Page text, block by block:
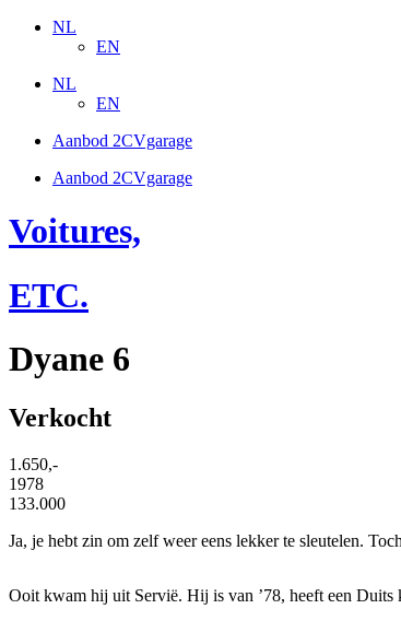
NL
EN
NL
EN
Aanbod 2CVgarage
Aanbod 2CVgarage
Voitures,
ETC.
Dyane 6
Verkocht
1.650,-
1978
133.000
Ja, je hebt zin om zelf weer eens lekker te sleutelen.
Ooit kwam hij uit Servië. Hij is van ’78, heeft een Duits